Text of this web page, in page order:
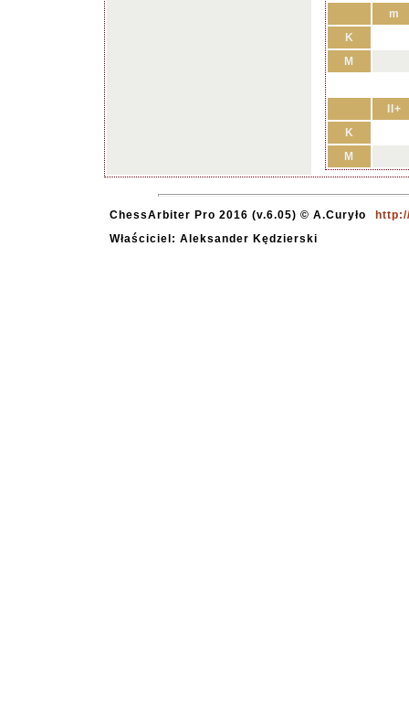
m
K
M
II+
K
M
ChessArbiter Pro 2016 (v.6.05) © A.Curyło
Właściciel: Aleksander Kędzierski